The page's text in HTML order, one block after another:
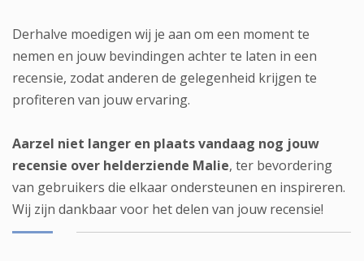
Derhalve moedigen wij je aan om een moment te
nemen en jouw bevindingen achter te laten in een
recensie, zodat anderen de gelegenheid krijgen te
profiteren van jouw ervaring.
Aarzel niet langer en plaats vandaag nog jouw
recensie over helderziende Malie, ter bevordering
van gebruikers die elkaar ondersteunen en inspireren.
Wij zijn dankbaar voor het delen van jouw recensie!